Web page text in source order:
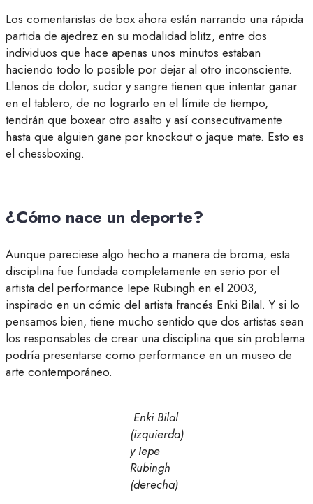
Los comentaristas de box ahora están narrando una rápida
partida de ajedrez en su modalidad blitz, entre dos
individuos que hace apenas unos minutos estaban
haciendo todo lo posible por dejar al otro inconsciente.
Llenos de dolor, sudor y sangre tienen que intentar ganar
en el tablero, de no lograrlo en el límite de tiempo,
tendrán que boxear otro asalto y así consecutivamente
hasta que alguien gane por knockout o jaque mate. Esto es
el chessboxing.
¿Cómo nace un deporte?
Aunque pareciese algo hecho a manera de broma, esta
disciplina fue fundada completamente en serio por el
artista del performance Iepe Rubingh en el 2003,
inspirado en un cómic del artista francés Enki Bilal. Y si lo
pensamos bien, tiene mucho sentido que dos artistas sean
los responsables de crear una disciplina que sin problema
podría presentarse como performance en un museo de
arte contemporáneo.
Enki Bilal
(izquierda)
y Iepe
Rubingh
(derecha)